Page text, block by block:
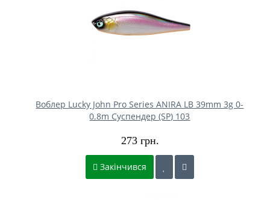
Воблер Lucky John Pro Series ANIRA LB 39mm 3g 0-
0.8m Cуспендер (SP) 103
273 грн.
Закінчився